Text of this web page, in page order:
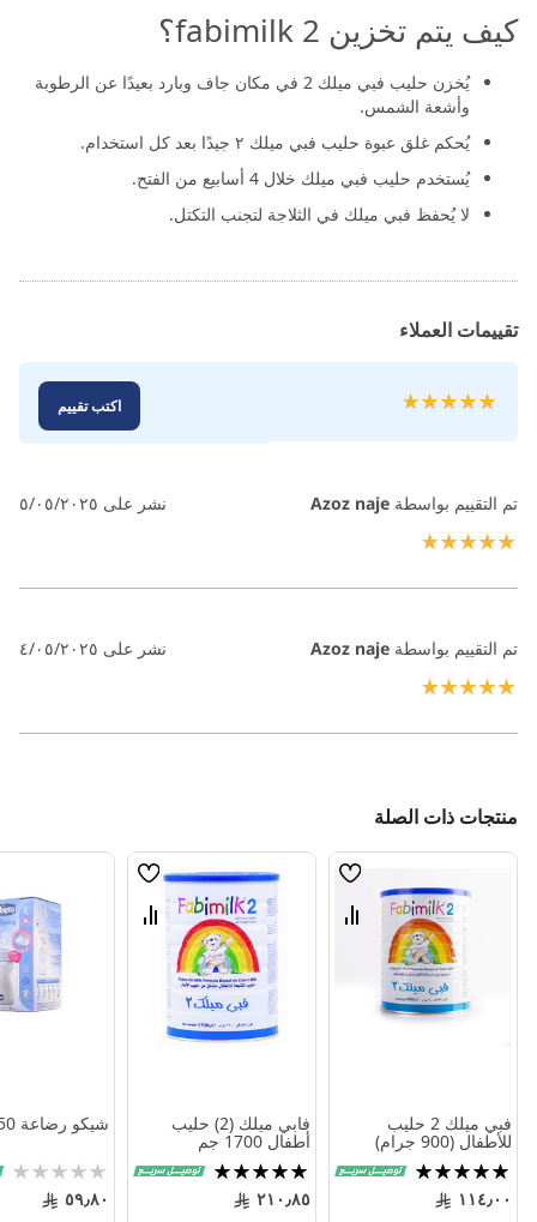
كيف يتم تخزين fabimilk 2؟
يُخزن حليب فبي ميلك 2 في مكان جاف وبارد بعيدًا عن الرطوبة
وأشعة الشمس.
يُحكم غلق عبوة حليب فبي ميلك ٢ جيدًا بعد كل استخدام.
يُستخدم حليب فبي ميلك خلال 4 أسابيع من الفتح.
لا يُحفظ فبي ميلك في الثلاجة لتجنب التكتل.
تقييمات العملاء
تقييم:
اكتب تقييم
تم التقييم بواسطة Azoz naje نشر على ٥/٠٥/٢٠٢٥
تم التقييم بواسطة Azoz naje نشر على ٤/٠٥/٢٠٢٥
منتجات ذات الصلة
قائمة
قارن
فبي ميلك 2 حليب
للأطفال (900 جرام)
تقييم:
100%
١١٤٫٠٠
قائمة
قارن
فابي ميلك (2) حليب
أطفال 1700 جم
تقييم:
100%
٢١٠٫٨٥
شيكو رضاعة 150 مل
Rating:
0%
٥٩٫٨٠